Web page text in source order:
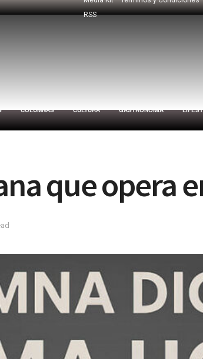
RSS
COLUMNAS CULTURA GASTRONOMÍA
que opera